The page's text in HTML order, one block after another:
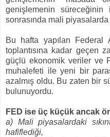
genişlemenin
sonrasında mali
Bu hafta yapılan Federal
toplantısına kadar geçen
güçlü ekonomik veriler ve
muhalefeti ile yeni bir
azalmış oldu. Bu zaten bir
bulunuyordu.
FED ise üç küçük ancak
a) Mali piyasalardaki
hafiflediği,